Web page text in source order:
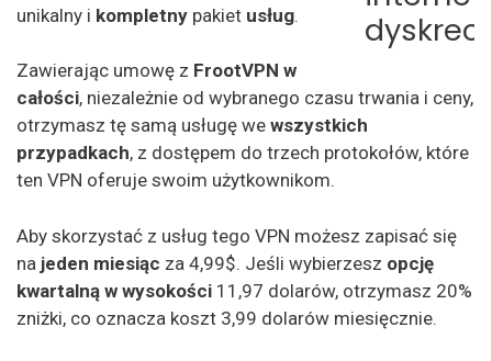
unikalny i kompletny pakiet usług.
Zawierając umowę z FrootVPN w
całości, niezależnie od wybranego czasu trwania i ceny,
otrzymasz tę samą usługę we wszystkich
przypadkach, z dostępem do trzech protokołów, które
ten VPN oferuje swoim użytkownikom.
Aby skorzystać z usług tego VPN możesz zapisać się
na jeden miesiąc za 4,99$. Jeśli wybierzesz opcję
kwartalną w wysokości 11,97 dolarów, otrzymasz 20%
zniżki, co oznacza koszt 3,99 dolarów miesięcznie.